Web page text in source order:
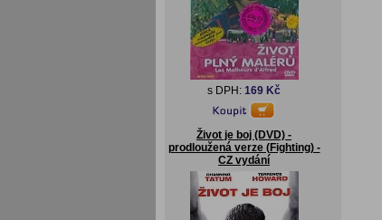
s DPH: 169 Kč
Život je boj (DVD) -
prodloužená verze (Fighting) -
CZ vydání